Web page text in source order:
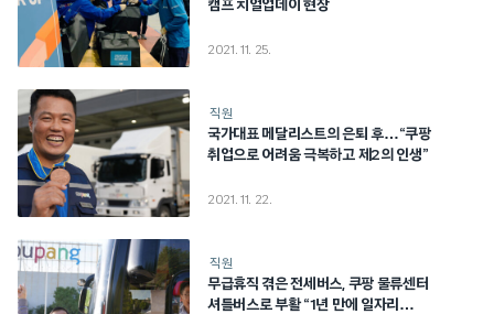
캠프 치얼업데이 현장
2021. 11. 25.
직원
국가대표 메달리스트의 은퇴 후…“쿠팡
취업으로 어려움 극복하고 제2의 인생”
2021. 11. 22.
직원
무급휴직 겪은 전세버스, 쿠팡 물류센터
셔틀버스로 부활 “1년 만에 일자리